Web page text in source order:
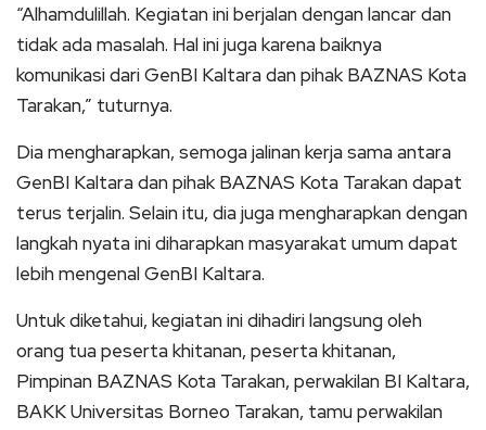
“Alhamdulillah. Kegiatan ini berjalan dengan lancar dan
tidak ada masalah. Hal ini juga karena baiknya
komunikasi dari GenBI Kaltara dan pihak BAZNAS Kota
Tarakan,” tuturnya.
Dia mengharapkan, semoga jalinan kerja sama antara
GenBI Kaltara dan pihak BAZNAS Kota Tarakan dapat
terus terjalin. Selain itu, dia juga mengharapkan dengan
langkah nyata ini diharapkan masyarakat umum dapat
lebih mengenal GenBI Kaltara.
Untuk diketahui, kegiatan ini dihadiri langsung oleh
orang tua peserta khitanan, peserta khitanan,
Pimpinan BAZNAS Kota Tarakan, perwakilan BI Kaltara,
BAKK Universitas Borneo Tarakan, tamu perwakilan